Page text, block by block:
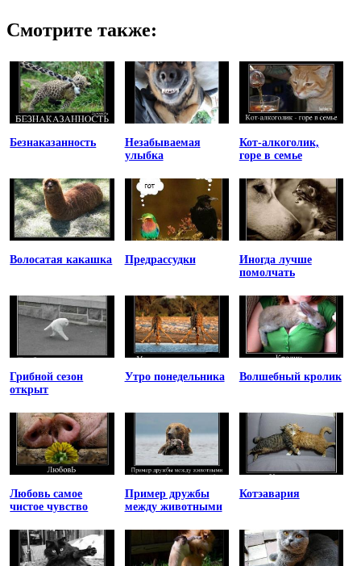
Смотрите также:
Безнаказанность
Незабываемая
улыбка
Кот-алкоголик,
горе в семье
Волосатая какашка Предрассудки
Иногда лучше
помолчать
Грибной сезон
открыт
Утро понедельника Волшебный кролик
Любовь самое
чистое чувство
Пример дружбы
между животными
Котэавария